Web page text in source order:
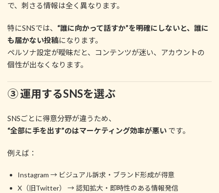
で、刺さる情報は全く異なります。
特にSNSでは、 “誰に向かって話すか”を明確にしないと、誰に
も届かない投稿になります。
ペルソナ設定が曖昧だと、コンテンツが迷い、アカウントの
個性が出なくなります。
③ 運用するSNSを選ぶ
SNSごとに得意分野が違うため、
“全部に手を出す”のはマーケティング効率が悪い です。
例えば：
Instagram → ビジュアル訴求・ブランド形成が得意
X（旧Twitter） → 認知拡大・即時性のある情報発信